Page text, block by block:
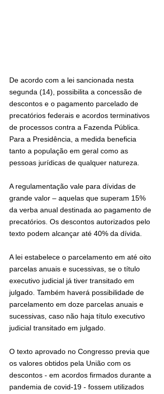
De acordo com a lei sancionada nesta
segunda (14), possibilita a concessão de
descontos e o pagamento parcelado de
precatórios federais e acordos terminativos
de processos contra a Fazenda Pública.
Para a Presidência, a medida beneficia
tanto a população em geral como as
pessoas jurídicas de qualquer natureza.
A regulamentação vale para dívidas de
grande valor – aquelas que superam 15%
da verba anual destinada ao pagamento de
precatórios. Os descontos autorizados pelo
texto podem alcançar até 40% da dívida.
A lei estabelece o parcelamento em até oito
parcelas anuais e sucessivas, se o título
executivo judicial já tiver transitado em
julgado. Também haverá possibilidade de
parcelamento em doze parcelas anuais e
sucessivas, caso não haja título executivo
judicial transitado em julgado.
O texto aprovado no Congresso previa que
os valores obtidos pela União com os
descontos - em acordos firmados durante a
pandemia de covid-19 - fossem utilizados